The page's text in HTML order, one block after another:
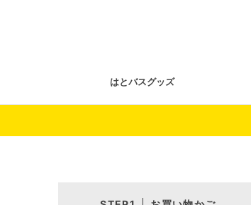
はとバスグッズ